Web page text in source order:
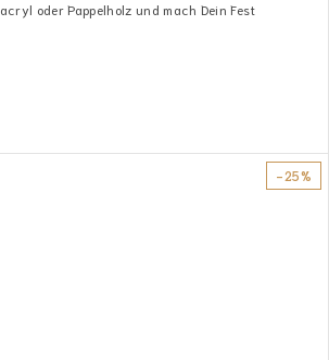
oder Pappelholz und mach Dein Fest
-25%